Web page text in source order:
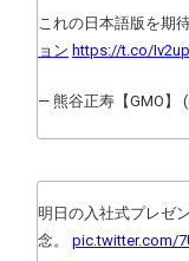
これの日本語版を期
ョン https://t.co/
— 熊谷正寿【GMO】
明日の入社式プレゼ
念。 pic.twitter.com/